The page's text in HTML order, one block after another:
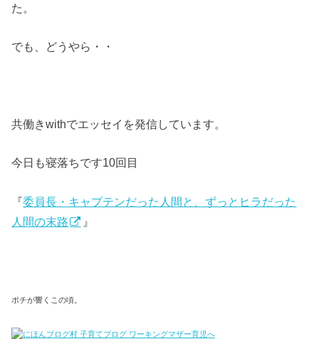
た。
でも、どうやら・・
共働きwithでエッセイを発信しています。
今日も寝落ちです10回目
『委員長・キャプテンだった人間と、ずっとヒラだった
人間の末路
』
ポチが響くこの頃。